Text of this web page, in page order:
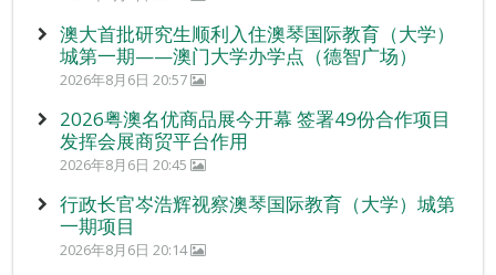
澳大首批研究生顺利入住澳琴国际教育（大学）
城第一期——澳门大学办学点（德智广场）
2026年8月6日 20:57
2026粤澳名优商品展今开幕 签署49份合作项目
发挥会展商贸平台作用
2026年8月6日 20:45
行政长官岑浩辉视察澳琴国际教育（大学）城第
一期项目
2026年8月6日 20:14